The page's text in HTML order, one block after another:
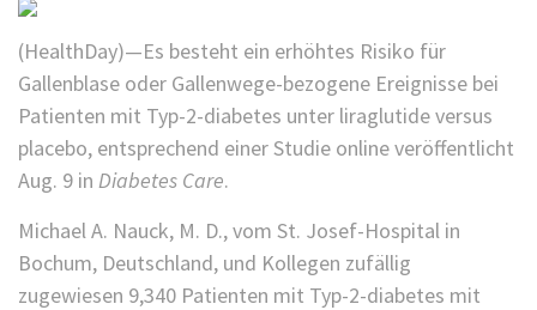
(HealthDay)—Es besteht ein erhöhtes Risiko für
Gallenblase oder Gallenwege-bezogene Ereignisse bei
Patienten mit Typ-2-diabetes unter liraglutide versus
placebo, entsprechend einer Studie online veröffentlicht
Aug. 9 in Diabetes Care.
Michael A. Nauck, M. D., vom St. Josef-Hospital in
Bochum, Deutschland, und Kollegen zufällig
zugewiesen 9,340 Patienten mit Typ-2-diabetes mit